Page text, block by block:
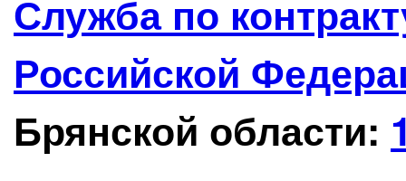
Служба по
Российской
Брянской области: